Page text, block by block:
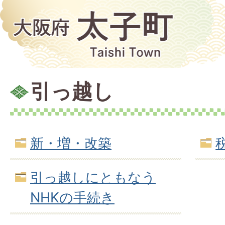
引っ越し
新・増・改築
引っ越しにともなう
NHKの手続き